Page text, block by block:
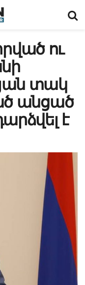
ու
տակ
անցած
է